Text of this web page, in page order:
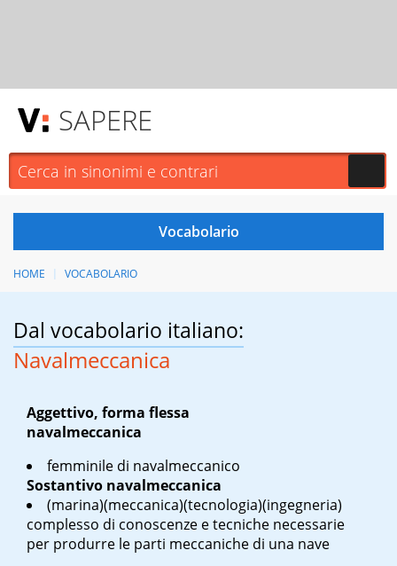
SAPERE
HOME VOCABOLARIO
Dal vocabolario italiano:
Navalmeccanica
Aggettivo, forma flessa
navalmeccanica
femminile di navalmeccanico
Sostantivo navalmeccanica
(marina)(meccanica)(tecnologia)(ingegneria)
complesso di conoscenze e tecniche necessarie
per produrre le parti meccaniche di una nave